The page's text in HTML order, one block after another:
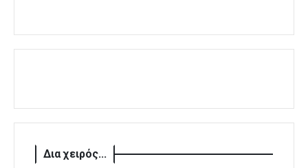
Δια χειρός...